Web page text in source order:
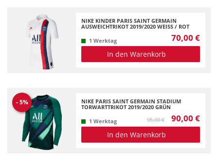
NIKE KINDER PARIS SAINT GERMAIN
AUSWEICHTRIKOT 2019/2020 WEISS / ROT
1 Werktag 70,00 €
In den Warenkorb
-5%
NIKE PARIS SAINT GERMAIN STADIUM
TORWARTTRIKOT 2019/2020 GRÜN
1 Werktag 95,00 € 90,00 €
In den Warenkorb